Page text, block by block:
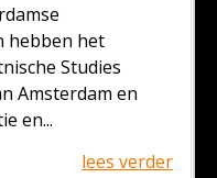
hebben het
Studies
Amsterdam en
en...
lees verder